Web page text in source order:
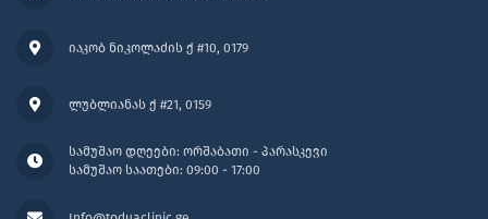
სამუშაო დღეები: ორშაბათი - პარასკევი
სამუშაო საათები: 09:00 - 17:00
იაკობ ნიკოლაძის ქ #10, 0179
ლუბლიანას ქ #21, 0159